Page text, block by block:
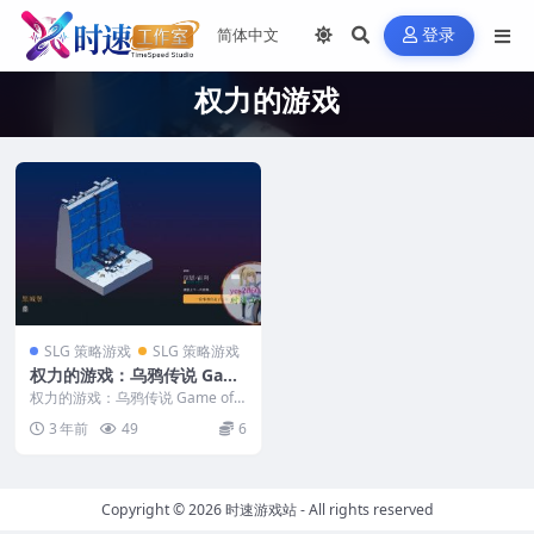
登录
权力的游戏
SLG 策略游戏 SLG 策略游戏
权力的游戏：乌鸦传说 Gam
e of Thrones – Tale of Cro
ws 苹果 MAC电脑游戏 原生
中文版
权力的游戏：乌鸦传说 Game of T
3 年前 49 6
Copyright © 2026时速游戏站- All rights reserved